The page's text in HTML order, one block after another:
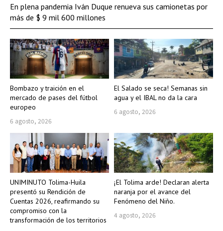
Bombazo y traición en el
mercado de pases del fútbol
europeo
6 agosto, 2026
El Salado se seca! Semanas sin
agua y el IBAL no da la cara
6 agosto, 2026
UNIMINUTO Tolima-Huila
presentó su Rendición de
Cuentas 2026, reafirmando su
compromiso con la
transformación de los territorios
¡El Tolima arde! Declaran alerta
naranja por el avance del
Fenómeno del Niño.
4 agosto, 2026
En plena pandemia Iván Duque renueva sus camionetas por
más de $ 9 mil 600 millones